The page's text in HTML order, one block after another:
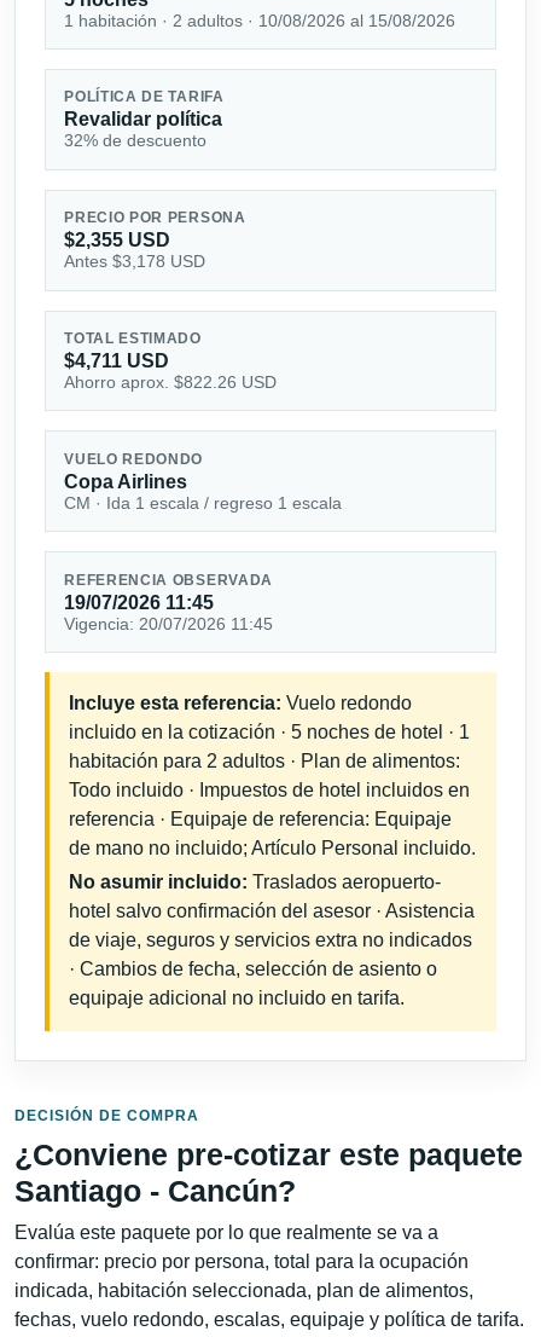
1 habitación · 2 adultos · 10/08/2026 al 15/08/2026
POLÍTICA DE TARIFA
Revalidar política
32% de descuento
PRECIO POR PERSONA
$2,355 USD
Antes $3,178 USD
TOTAL ESTIMADO
$4,711 USD
Ahorro aprox. $822.26 USD
VUELO REDONDO
Copa Airlines
CM · Ida 1 escala / regreso 1 escala
REFERENCIA OBSERVADA
19/07/2026 11:45
Vigencia: 20/07/2026 11:45
Incluye esta referencia: Vuelo redondo
incluido en la cotización · 5 noches de hotel · 1
habitación para 2 adultos · Plan de alimentos:
Todo incluido · Impuestos de hotel incluidos en
referencia · Equipaje de referencia: Equipaje
de mano no incluido; Artículo Personal incluido.
No asumir incluido: Traslados aeropuerto-
hotel salvo confirmación del asesor · Asistencia
de viaje, seguros y servicios extra no indicados
· Cambios de fecha, selección de asiento o
equipaje adicional no incluido en tarifa.
DECISIÓN DE COMPRA
¿Conviene pre-cotizar este paquete
Santiago - Cancún?
Evalúa este paquete por lo que realmente se va a
confirmar: precio por persona, total para la ocupación
indicada, habitación seleccionada, plan de alimentos,
fechas, vuelo redondo, escalas, equipaje y política de tarifa.